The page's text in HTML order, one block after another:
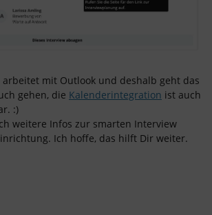
mit Outlook und deshalb geht das
gehen, die Kalenderintegration ist auch
:)
weitere Infos zur smarten Interview
Ich hoffe, das hilft Dir weiter.